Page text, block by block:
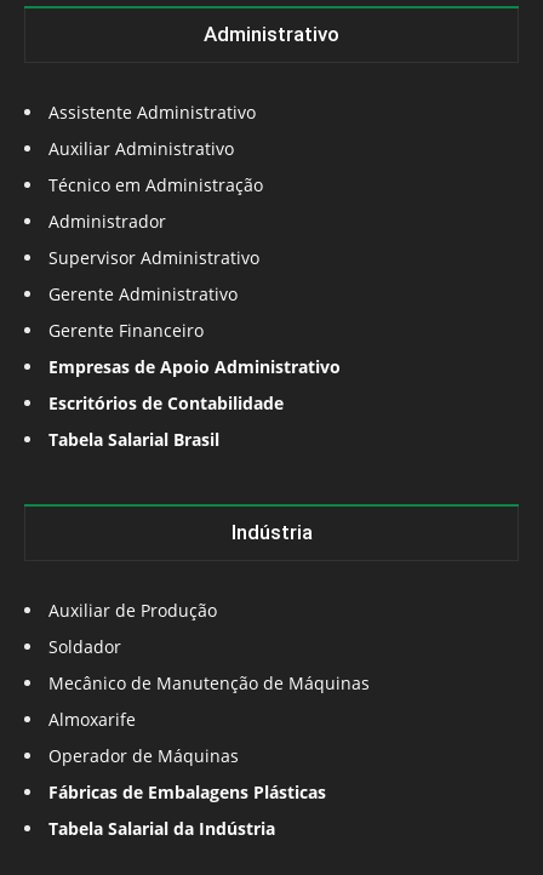
Administrativo
Assistente Administrativo
Auxiliar Administrativo
Técnico em Administração
Administrador
Supervisor Administrativo
Gerente Administrativo
Gerente Financeiro
Empresas de Apoio Administrativo
Escritórios de Contabilidade
Tabela Salarial Brasil
Indústria
Auxiliar de Produção
Soldador
Mecânico de Manutenção de Máquinas
Almoxarife
Operador de Máquinas
Fábricas de Embalagens Plásticas
Tabela Salarial da Indústria